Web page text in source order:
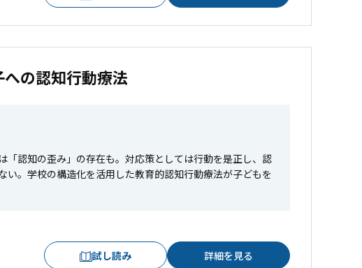
の認知行動療法
認知の歪み」の存在も。対応策としては行動を是正し、認
。学校の構造化を活用した教育的認知行動療法が子どもを
試し読み 詳細を見る